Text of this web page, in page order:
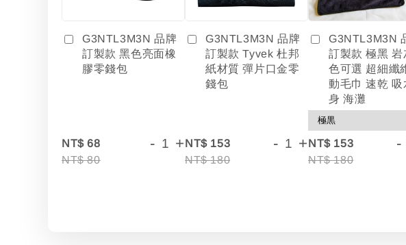
G3NTL3M3N 品牌
訂製款 黑色亮面橡
膠零錢包
NT$ 68
NT$ 80
- +
G3NTL3M3N 品牌
訂製款 Tyvek 杜邦
紙材質 彈片口金零
錢包
NT$ 153
NT$ 180
- +
G3NTL3M3N
訂製款 極黑 岩
色可選 超細纖
動毛巾 速乾 吸
身 海灘
NT$ 153
NT$ 180
-